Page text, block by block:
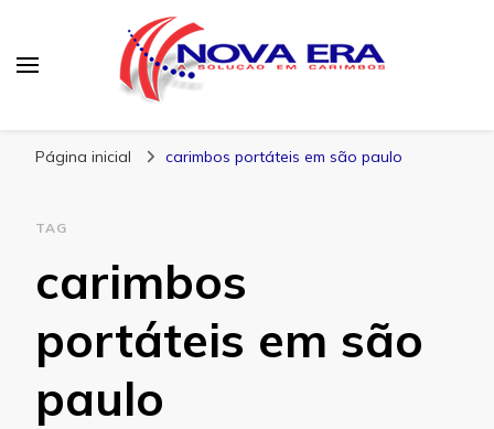
Página inicial carimbos portáteis em são paulo
TAG
carimbos
portáteis em são
paulo